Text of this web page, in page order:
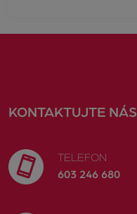
KONTAKTUJTE NÁS
TELEFON
603 246 680